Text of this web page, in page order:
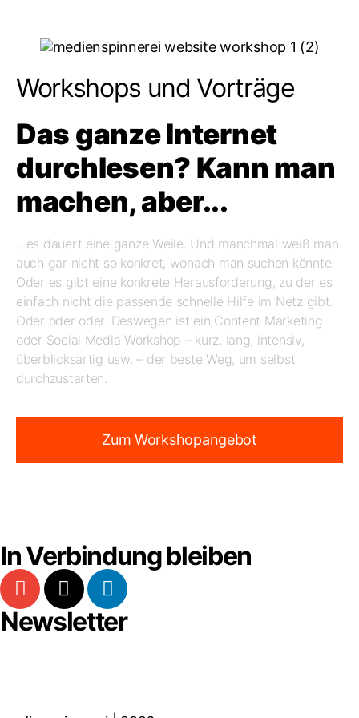
Workshops und Vorträge
Das ganze Internet
durchlesen? Kann man
machen, aber...
…es dauert eine ganze Weile. Und manchmal weiß man
auch gar nicht so konkret, wonach man suchen könnte.
Oder es gibt eine konkrete Herausforderung, zu der es
einfach nicht die passende schnelle Hilfe im Netz gibt.
Oder oder oder. Deswegen ist ein Content Marketing
oder Social Media Workshop – kurz, lang, intensiv,
überblicksartig usw. – der beste Weg, um selbst
durchzustarten.
Zum Workshopangebot
In Verbindung bleiben
Newsletter